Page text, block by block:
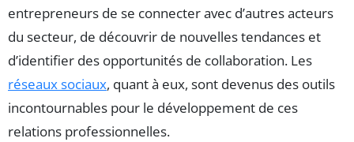
entrepreneurs de se connecter avec d’autres acteurs
du secteur, de découvrir de nouvelles tendances et
d’identifier des opportunités de collaboration. Les
réseaux sociaux, quant à eux, sont devenus des outils
incontournables pour le développement de ces
relations professionnelles.